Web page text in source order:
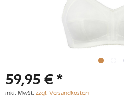
59,95 € *
inkl. MwSt. zzgl. Versandkosten